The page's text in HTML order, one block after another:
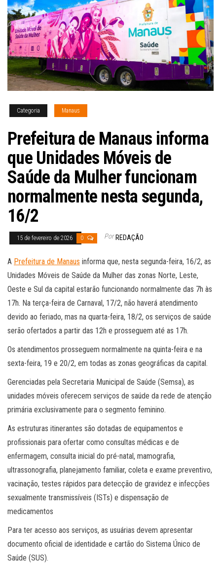
Categoria Manaus
Prefeitura de Manaus informa
que Unidades Móveis de
Saúde da Mulher funcionam
normalmente nesta segunda,
16/2
15 de fevereiro de 2026 0 Por REDAÇÃO
A Prefeitura de Manaus informa que, nesta segunda-feira, 16/2, as
Unidades Móveis de Saúde da Mulher das zonas Norte, Leste,
Oeste e Sul da capital estarão funcionando normalmente das 7h às
17h. Na terça-feira de Carnaval, 17/2, não haverá atendimento
devido ao feriado, mas na quarta-feira, 18/2, os serviços de saúde
serão ofertados a partir das 12h e prosseguem até as 17h.
Os atendimentos prosseguem normalmente na quinta-feira e na
sexta-feira, 19 e 20/2, em todas as zonas geográficas da capital.
Gerenciadas pela Secretaria Municipal de Saúde (Semsa), as
unidades móveis oferecem serviços de saúde da rede de atenção
primária exclusivamente para o segmento feminino.
As estruturas itinerantes são dotadas de equipamentos e
profissionais para ofertar como consultas médicas e de
enfermagem, consulta inicial do pré-natal, mamografia,
ultrassonografia, planejamento familiar, coleta e exame preventivo,
vacinação, testes rápidos para detecção de gravidez e infecções
sexualmente transmissíveis (ISTs) e dispensação de
medicamentos
Para ter acesso aos serviços, as usuárias devem apresentar
documento oficial de identidade e cartão do Sistema Único de
Saúde (SUS).